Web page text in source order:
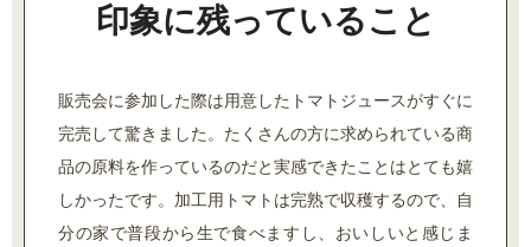
印象に残っていること
販売会に参加した際は用意したトマトジュースがすぐに
完売して驚きました。たくさんの方に求められている商
品の原料を作っているのだと実感できたことはとても嬉
しかったです。加工用トマトは完熟で収穫するので、自
分の家で普段から生で食べますし、おいしいと感じま